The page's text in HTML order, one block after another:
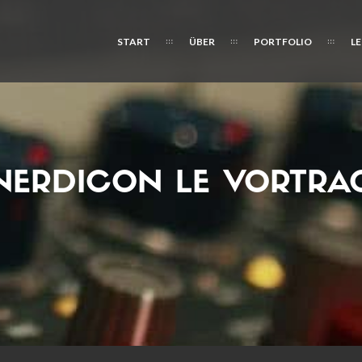
START ÜBER PORTFOLIO
LE